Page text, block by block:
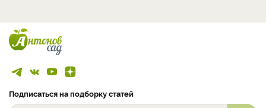
Подписаться на подборку статей